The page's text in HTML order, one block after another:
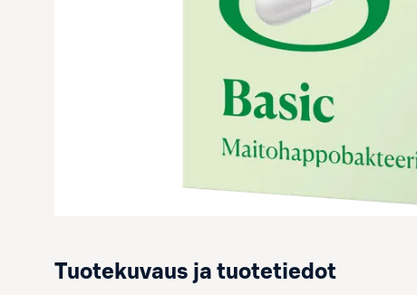
Tuotekuvaus ja tuotetiedot